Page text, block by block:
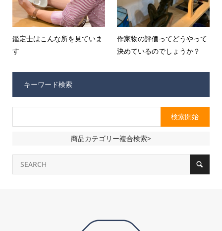
鑑定士はこんな所を見ていま
す
作家物の評価ってどうやって
決めているのでしょうか？
キーワード検索
商品カテゴリー複合検索>